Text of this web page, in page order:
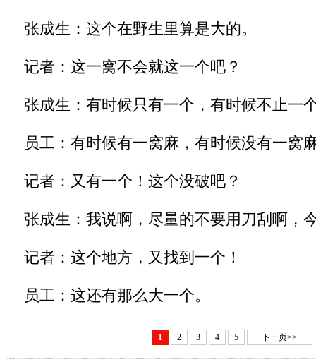
张成生：这个在野生里算是大的。
记者：这一窝不会就这一个吧？
张成生：有时候只有一个，有时候不止一
员工：有时候有一窝麻，有时候没有一窝
记者：又有一个！这个没破吧？
张成生：我说啊，尽量的不要用刀刮啊，
记者：这个地方，又找到一个！
员工：这还有那么大一个。
1 2 3 4 5 下一页>>